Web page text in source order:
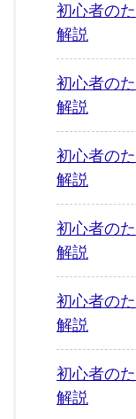
初心者の
解説
初心者の
解説
初心者の
解説
初心者の
解説
初心者の
解説
初心者の
解説